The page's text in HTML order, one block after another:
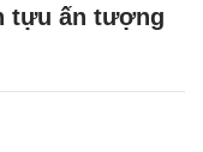
tựu ấn tượng